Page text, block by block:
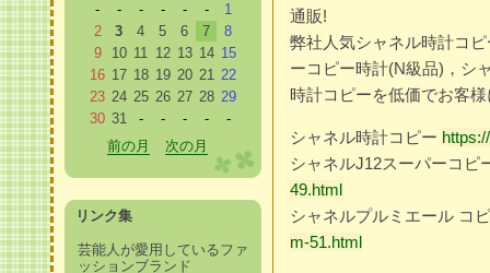
通販!
弊社人気シャネル時計コ
ーコピー時計(N級品)，シ
時計コピーを低価でお客
シャネル時計コピー
シャネルJ12スーパーコピ
49.html
シャネルプルミエール コ
m-51.html
-
- - - - -
1
2
3 4 5 6 7
8
9
10 11 12 13 14 15
16 17 18 19 20 21 22
23 24 25 26 27 28 29
30 31 - - - -
-
前の月
次の月
リンク集
芸能人が愛用しているファ
ッションブランド